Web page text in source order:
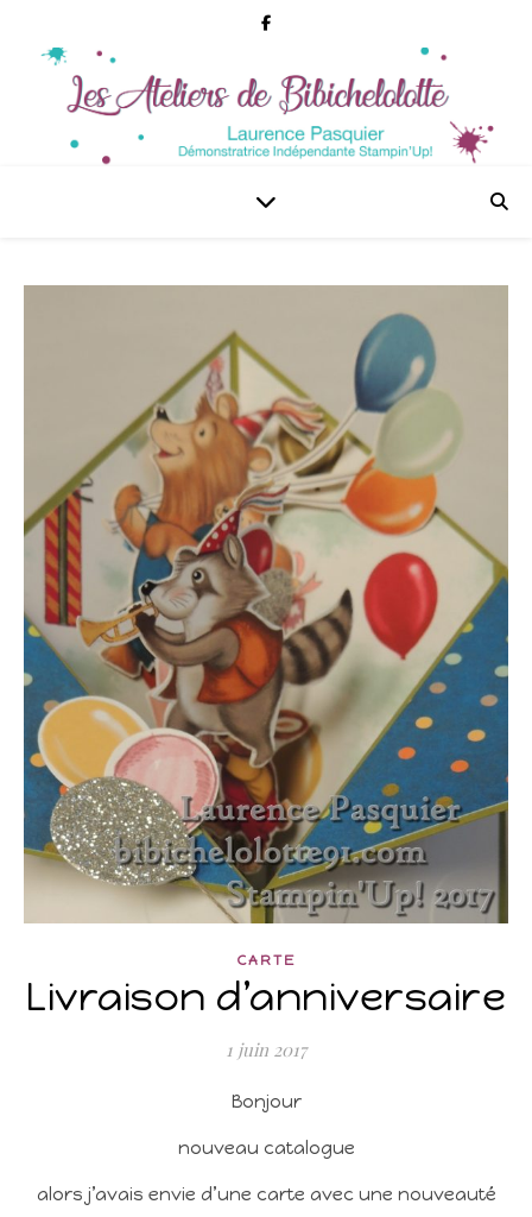
CARTE
Livraison d’anniversaire
1 juin 2017
Bonjour
nouveau catalogue
alors j’avais envie d’une carte avec une nouveauté